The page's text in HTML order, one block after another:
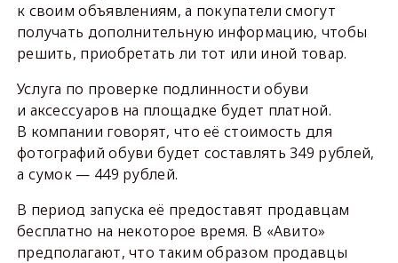
к своим объявлениям, а покупатели смогут
получать дополнительную информацию, чтобы
решить, приобретать ли тот или иной товар.
Услуга по проверке подлинности обуви
и аксессуаров на площадке будет платной.
В компании говорят, что её стоимость для
фотографий обуви будет составлять 349 рублей,
а сумок — 449 рублей.
В период запуска её предоставят продавцам
бесплатно на некоторое время. В «Авито»
предполагают, что таким образом продавцы